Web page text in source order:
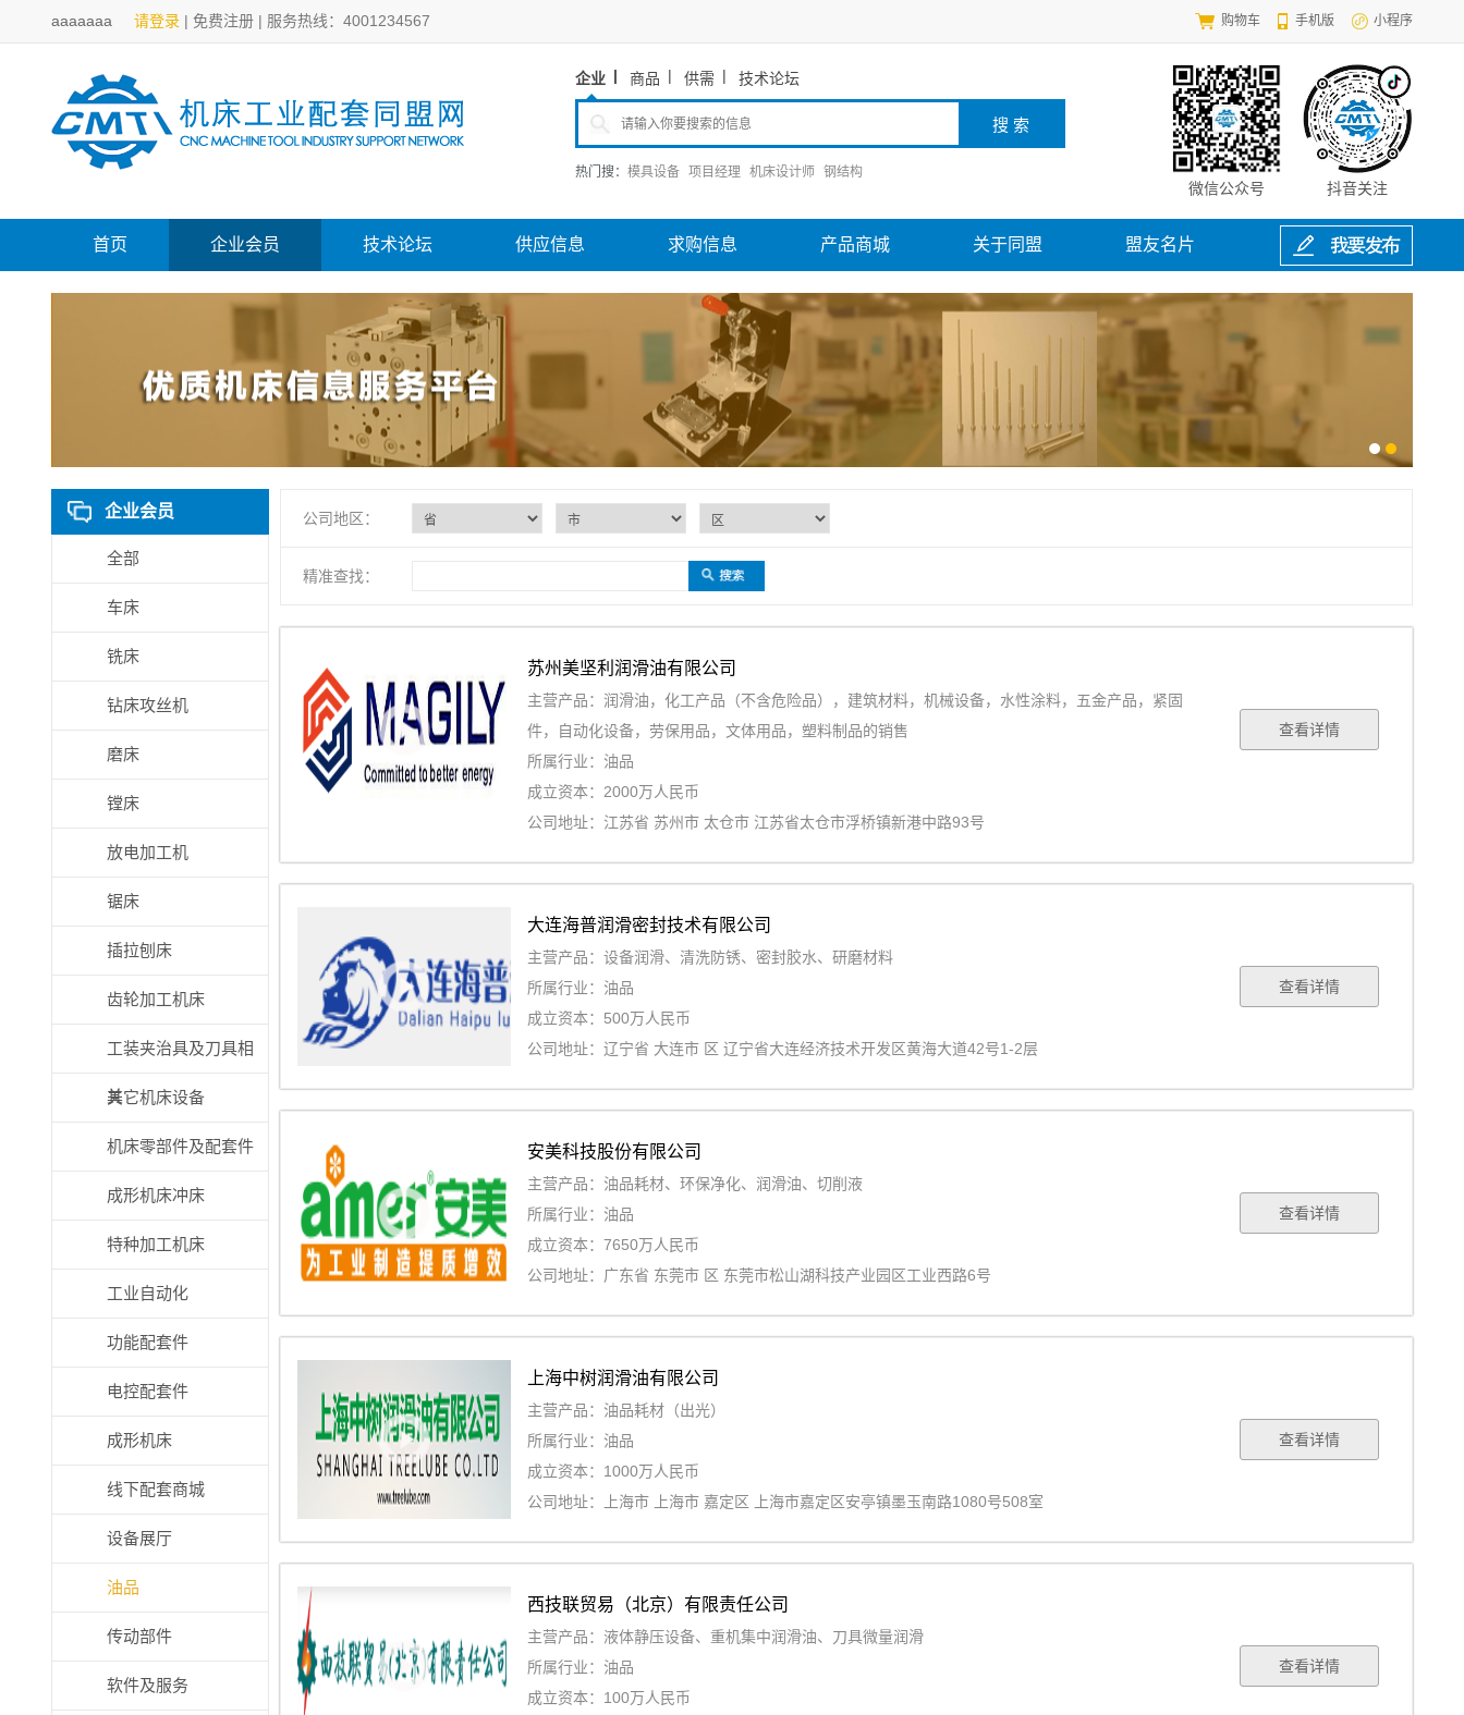
aaaaaaa 请登录 | 免费注册 | 服务热线：4001234567 购物车 手机版 小程序
企业 商品 供需 技术论坛
热门搜： 模具设备 项目经理 机床设计师 钢结构
抖音关注
微信公众号
首页 企业会员 技术论坛 供应信息 求购信息 产品商城 关于同盟 盟友名片
企业会员
全部
车床
铣床
钻床攻丝机
磨床
镗床
放电加工机
锯床
插拉刨床
齿轮加工机床
工装夹治具及刀具相
关
其它机床设备
机床零部件及配套件
成形机床冲床
特种加工机床
工业自动化
功能配套件
电控配套件
成形机床
线下配套商城
设备展厅
油品
传动部件
软件及服务
公司地区：
精准查找：
苏州美坚利润滑油有限公司
主营产品：润滑油，化工产品（不含危险品），建筑材料，机械设备，水性涂料，五金产品，紧固
件，自动化设备，劳保用品，文体用品，塑料制品的销售
所属行业：油品
成立资本：2000万人民币
公司地址：江苏省 苏州市 太仓市 江苏省太仓市浮桥镇新港中路93号
查看详情
大连海普润滑密封技术有限公司
主营产品：设备润滑、清洗防锈、密封胶水、研磨材料
所属行业：油品
成立资本：500万人民币
公司地址：辽宁省 大连市 区 辽宁省大连经济技术开发区黄海大道42号1-2层
查看详情
安美科技股份有限公司
主营产品：油品耗材、环保净化、润滑油、切削液
所属行业：油品
成立资本：7650万人民币
公司地址：广东省 东莞市 区 东莞市松山湖科技产业园区工业西路6号
查看详情
上海中树润滑油有限公司
主营产品：油品耗材（出光）
所属行业：油品
成立资本：1000万人民币
公司地址：上海市 上海市 嘉定区 上海市嘉定区安亭镇墨玉南路1080号508室
查看详情
西技联贸易（北京）有限责任公司
主营产品：液体静压设备、重机集中润滑油、刀具微量润滑
所属行业：油品
成立资本：100万人民币
查看详情